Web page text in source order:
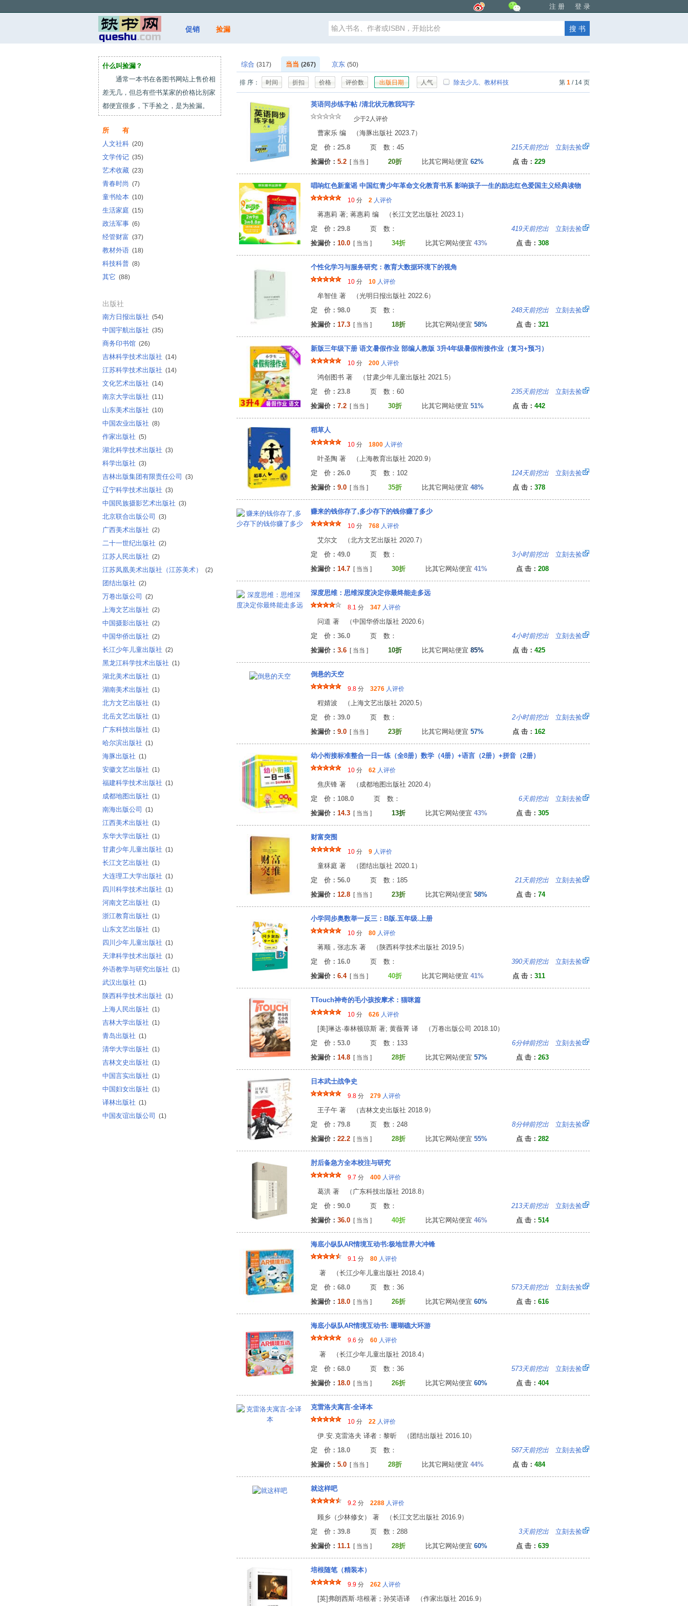
注 册 登 录
促销 捡漏
什么叫捡漏？
通常一本书在各图书网站上售价相
差无几，但总有些书某家的价格比别家
都便宜很多，下手捡之，是为捡漏。
所 有
人文社科 (20)
文学传记 (35)
艺术收藏 (23)
青春时尚 (7)
童书绘本 (10)
生活家庭 (15)
政法军事 (6)
经管财富 (37)
教材外语 (18)
科技科普 (8)
其它 (88)
出版社
南方日报出版社 (54)
中国宇航出版社 (35)
商务印书馆 (26)
吉林科学技术出版社 (14)
江苏科学技术出版社 (14)
文化艺术出版社 (14)
南京大学出版社 (11)
山东美术出版社 (10)
中国农业出版社 (8)
作家出版社 (5)
湖北科学技术出版社 (3)
科学出版社 (3)
吉林出版集团有限责任公司 (3)
辽宁科学技术出版社 (3)
中国民族摄影艺术出版社 (3)
北京联合出版公司 (3)
广西美术出版社 (2)
二十一世纪出版社 (2)
江苏人民出版社 (2)
江苏凤凰美术出版社（江苏美术） (2)
团结出版社 (2)
万卷出版公司 (2)
上海文艺出版社 (2)
中国摄影出版社 (2)
中国华侨出版社 (2)
长江少年儿童出版社 (2)
黑龙江科学技术出版社 (1)
湖北美术出版社 (1)
湖南美术出版社 (1)
北方文艺出版社 (1)
北岳文艺出版社 (1)
广东科技出版社 (1)
哈尔滨出版社 (1)
海豚出版社 (1)
安徽文艺出版社 (1)
福建科学技术出版社 (1)
成都地图出版社 (1)
南海出版公司 (1)
江西美术出版社 (1)
东华大学出版社 (1)
甘肃少年儿童出版社 (1)
长江文艺出版社 (1)
大连理工大学出版社 (1)
四川科学技术出版社 (1)
河南文艺出版社 (1)
浙江教育出版社 (1)
山东文艺出版社 (1)
四川少年儿童出版社 (1)
天津科学技术出版社 (1)
外语教学与研究出版社 (1)
武汉出版社 (1)
陕西科学技术出版社 (1)
上海人民出版社 (1)
吉林大学出版社 (1)
青岛出版社 (1)
清华大学出版社 (1)
吉林文史出版社 (1)
中国言实出版社 (1)
中国妇女出版社 (1)
译林出版社 (1)
中国友谊出版公司 (1)
综合 (317) 当当 (267) 京东 (50)
排 序： 时间 折扣 价格 评价数 出版日期 人气 除去少儿、教材科技 第 1 / 14 页
英语同步练字帖 /清北状元教我写字
少于2人评价
曹家乐 编 （海豚出版社 2023.7）
定 价：25.8 页 数：45 215天前挖出 立刻去捡
捡漏价： 5.2 [ 当当 ] 20折 比其它网站便宜 62% 点 击： 229
唱响红色新童谣 中国红青少年革命文化教育书系 影响孩子一生的励志红色爱国主义经典读物
10 分 2 人评价
蒋惠莉 著; 蒋惠莉 编 （长江文艺出版社 2023.1）
定 价：29.8 页 数： 419天前挖出 立刻去捡
捡漏价： 10.0 [ 当当 ] 34折 比其它网站便宜 43% 点 击： 308
个性化学习与服务研究：教育大数据环境下的视角
10 分 10 人评价
牟智佳 著 （光明日报出版社 2022.6）
定 价：98.0 页 数： 248天前挖出 立刻去捡
捡漏价： 17.3 [ 当当 ] 18折 比其它网站便宜 58% 点 击： 321
新版三年级下册 语文暑假作业 部编人教版 3升4年级暑假衔接作业（复习+预习）
10 分 200 人评价
鸿创图书 著 （甘肃少年儿童出版社 2021.5）
定 价：23.8 页 数：60 235天前挖出 立刻去捡
捡漏价： 7.2 [ 当当 ] 30折 比其它网站便宜 51% 点 击： 442
稻草人
10 分 1800 人评价
叶圣陶 著 （上海教育出版社 2020.9）
定 价：26.0 页 数：102 124天前挖出 立刻去捡
捡漏价： 9.0 [ 当当 ] 35折 比其它网站便宜 48% 点 击： 378
赚来的钱你存了,多少存下的钱你赚了多少
10 分 768 人评价
艾尔文 （北方文艺出版社 2020.7）
定 价：49.0 页 数： 3小时前挖出 立刻去捡
捡漏价： 14.7 [ 当当 ] 30折 比其它网站便宜 41% 点 击： 208
深度思维：思维深度决定你最终能走多远
8.1 分 347 人评价
问道 著 （中国华侨出版社 2020.6）
定 价：36.0 页 数： 4小时前挖出 立刻去捡
捡漏价： 3.6 [ 当当 ] 10折 比其它网站便宜 85% 点 击： 425
倒悬的天空
9.8 分 3276 人评价
程婧波 （上海文艺出版社 2020.5）
定 价：39.0 页 数： 2小时前挖出 立刻去捡
捡漏价： 9.0 [ 当当 ] 23折 比其它网站便宜 57% 点 击： 162
幼小衔接标准整合一日一练（全8册）数学（4册）+语言（2册）+拼音（2册）
10 分 62 人评价
焦庆锋 著 （成都地图出版社 2020.4）
定 价：108.0 页 数： 6天前挖出 立刻去捡
捡漏价： 14.3 [ 当当 ] 13折 比其它网站便宜 43% 点 击： 305
财富突围
10 分 9 人评价
童秝庭 著 （团结出版社 2020.1）
定 价：56.0 页 数：185 21天前挖出 立刻去捡
捡漏价： 12.8 [ 当当 ] 23折 比其它网站便宜 58% 点 击： 74
小学同步奥数举一反三：B版.五年级.上册
10 分 80 人评价
蒋顺，张志东 著 （陕西科学技术出版社 2019.5）
定 价：16.0 页 数： 390天前挖出 立刻去捡
捡漏价： 6.4[ 当当 ] 40折 比其它网站便宜 41% 点 击： 311
TTouch神奇的毛小孩按摩术：猫咪篇
10 分 626 人评价
[美]琳达·泰林顿琼斯 著; 黄薇菁 译 （万卷出版公司 2018.10）
定 价：53.0 页 数：133 6分钟前挖出 立刻去捡
捡漏价： 14.8 [ 当当 ] 28折 比其它网站便宜 57% 点 击： 263
日本武士战争史
9.8 分 279 人评价
王子午 著 （吉林文史出版社 2018.9）
定 价：79.8 页 数：248 8分钟前挖出 立刻去捡
捡漏价： 22.2 [ 当当 ] 28折 比其它网站便宜 55% 点 击： 282
肘后备急方全本校注与研究
9.7 分 400 人评价
葛洪 著 （广东科技出版社 2018.8）
定 价：90.0 页 数： 213天前挖出 立刻去捡
捡漏价： 36.0 [ 当当 ] 40折 比其它网站便宜 46% 点 击： 514
海底小纵队AR情境互动书:极地世界大冲锋
9.1 分 80 人评价
著 （长江少年儿童出版社 2018.4）
定 价：68.0 页 数：36 573天前挖出 立刻去捡
捡漏价： 18.0 [ 当当 ] 26折 比其它网站便宜 60% 点 击： 616
海底小纵队AR情境互动书: 珊瑚礁大环游
9.6 分 60 人评价
著 （长江少年儿童出版社 2018.4）
定 价：68.0 页 数：36 573天前挖出 立刻去捡
捡漏价： 18.0 [ 当当 ] 26折 比其它网站便宜 60% 点 击： 404
克雷洛夫寓言-全译本
10 分 22 人评价
伊.安.克雷洛夫 译者：黎昕 （团结出版社 2016.10）
定 价：18.0 页 数： 587天前挖出 立刻去捡
捡漏价： 5.0 [ 当当 ] 28折 比其它网站便宜 44% 点 击： 484
就这样吧
9.2 分 2288 人评价
顾乡（少林修女） 著 （长江文艺出版社 2016.9）
定 价：39.8 页 数：288 3天前挖出 立刻去捡
捡漏价： 11.1 [ 当当 ] 28折 比其它网站便宜 60% 点 击： 639
培根随笔（精装本）
9.9 分 262 人评价
[英]弗朗西斯·培根著；孙笑语译 （作家出版社 2016.9）